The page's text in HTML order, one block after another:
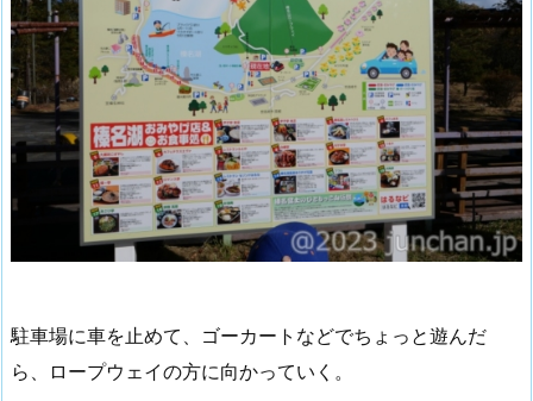
駐車場に車を止めて、ゴーカートなどでちょっと遊んだ
ら、ロープウェイの方に向かっていく。